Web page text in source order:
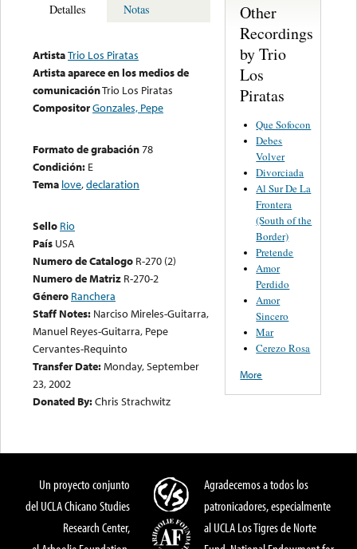
Detalles Notas
ArtistaTrio Los Piratas
Artista aparece en los medios de
comunicaciónTrio Los Piratas
CompositorGonzales, Pepe
Formato de grabación78
Condición: E
Tema love,declaration
Sello Rio
País USA
Numero de Catalogo R-270 (2)
Numero de Matriz R-270-2
Género Ranchera
Staff Notes: Narciso Mireles-Guitarra,
Manuel Reyes-Guitarra, Pepe
Cervantes-Requinto
Transfer Date:Monday, September
23, 2002
Donated By:Chris Strachwitz
Other
Recordings
by Trio
Los
Piratas
Que Sofocon
Debes
Volver
Divorciada
Al Sur De La
Frontera
(South of the
Border)
Pretende
Amor
Perdido
Amor
Sincero
Mar
Cerezo Rosa
More
Un proyecto conjunto
del UCLA Chicano Studies
Research Center,
Agradecemos a todos los
patronicadores, especialmente
al UCLA Los Tigres de Norte